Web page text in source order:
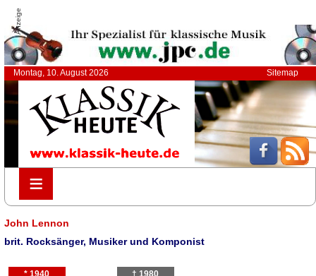
Anzeige
Montag, 10. August 2026 Sitemap
≡
≡
John Lennon
brit. Rocksänger, Musiker und Komponist
* 1940 † 1980